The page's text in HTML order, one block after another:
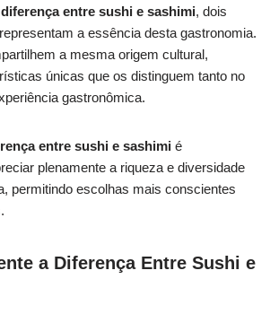
diferença entre sushi e sashimi, dois
a essência desta gastronomia.
a mesma origem cultural,
únicas que os distinguem tanto no
gastronômica.
entre sushi e sashimi é
plenamente a riqueza e diversidade
permitindo escolhas mais conscientes
a Diferença Entre Sushi e